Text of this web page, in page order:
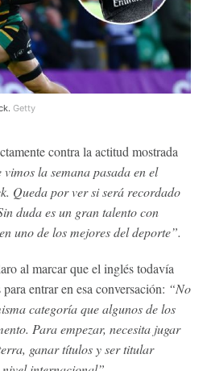
Getty
contra la actitud mostrada
vimos la semana pasada en el
Queda por ver si será recordado
duda es un gran talento con
uno de los mejores del deporte”.
al marcar que el inglés todavía
entrar en esa conversación: “No
categoría que algunos de los
Para empezar, necesita jugar
ganar títulos y ser titular